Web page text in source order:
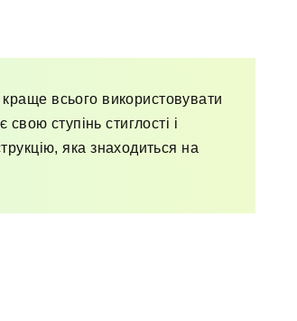
краще всього використовувати
ступінь стиглості і
яка знаходиться на